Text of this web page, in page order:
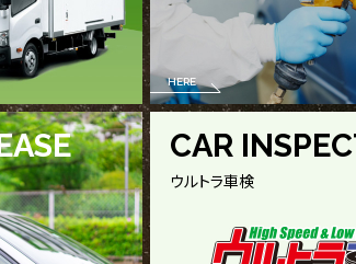
HERE
CAR
ウルトラ車検